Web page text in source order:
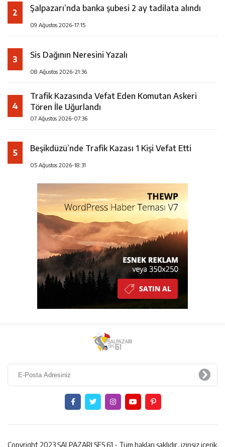
2 Şalpazarı’nda banka şubesi 2 ay tadilata alındı
09 Ağustos 2026-17:15
3 Sis Dağının Neresini Yazalı
08 Ağustos 2026-21:36
4
Trafik Kazasında Vefat Eden Komutan Askeri
Tören İle Uğurlandı
07 Ağustos 2026-07:36
5 Beşikdüzü’nde Trafik Kazası 1 Kişi Vefat Etti
05 Ağustos 2026-18:31
Copyright 2023 ŞALPAZARI SES 61 - Tüm hakları saklıdır, izinsiz içerik